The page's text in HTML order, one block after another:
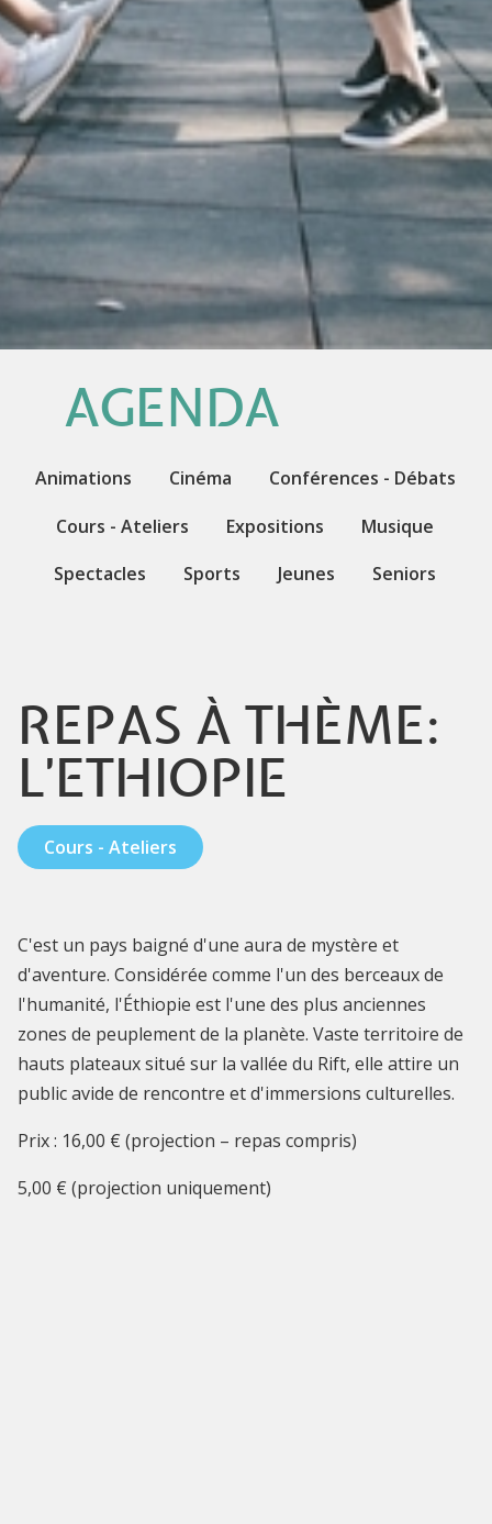
AGENDA
Animations Cinéma
Conférences - Débats
Cours - Ateliers
Expositions
Musique
Spectacles
Sports Jeunes Seniors
REPAS À THÈME:
L'ETHIOPIE
Cours - Ateliers
C'est un pays baigné d'une aura de mystère et
d'aventure. Considérée comme l'un des berceaux de
l'humanité, l'Éthiopie est l'une des plus anciennes
zones de peuplement de la planète. Vaste territoire de
hauts plateaux situé sur la vallée du Rift, elle attire un
public avide de rencontre et d'immersions culturelles.
Prix : 16,00 € (projection – repas compris)
5,00 € (projection uniquement)